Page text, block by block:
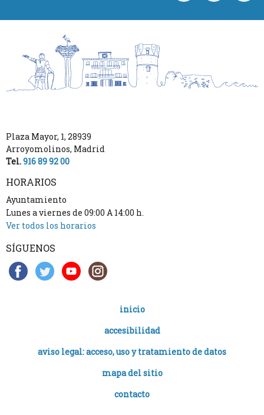
Plaza Mayor, 1, 28939
Arroyomolinos, Madrid
Tel.916 89 92 00
HORARIOS
Ayuntamiento
Lunes a viernes de 09:00 A 14:00 h.
Ver todos los horarios
SÍGUENOS
inicio
accesibilidad
aviso legal: acceso, uso y tratamiento de datos
mapa del sitio
contacto